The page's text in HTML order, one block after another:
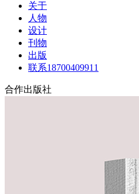
关于
人物
设计
刊物
出版
联系18700409911
合作出版社